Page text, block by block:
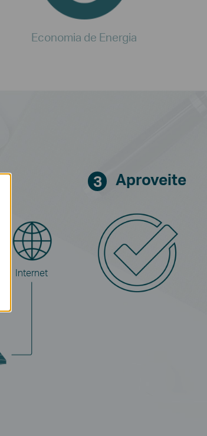
Economia de Energia
Internet
3 Aproveite